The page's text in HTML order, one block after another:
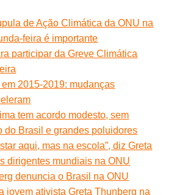
de Ação Climática da ONU na
feira é importante
participar da Greve Climática
2015-2019: mudanças
tem acordo modesto, sem
do Brasil e grandes poluidores
aqui, mas na escola”, diz Greta
dirigentes mundiais na ONU
denuncia o Brasil na ONU
jovem ativista Greta Thunberg na